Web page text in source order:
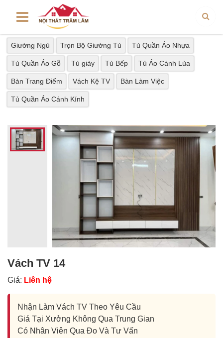
Giường Ngủ Trọn Bộ Giường Tủ Tủ Quần Áo Nhựa
Tủ Quần Áo Gỗ Tủ giày Tủ Bếp Tủ Áo Cánh Lùa
Bàn Trang Điểm Vách Kệ TV Bàn Làm Việc
Tủ Quần Áo Cánh Kính
Vách TV 14
Giá: Liên hệ
Nhận Làm Vách TV Theo Yêu Cầu
Giá Tại Xưởng Không Qua Trung Gian
Có Nhân Viên Qua Đo Và Tư Vấn